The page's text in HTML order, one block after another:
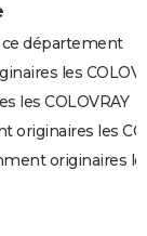
ce département
les
les COLOVRAY
les
originaires